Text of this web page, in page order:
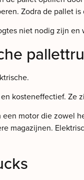
Zodra de pallet
niet nodig zijn
kosteneffectief. Ze
motor die zowel
magazijnen.